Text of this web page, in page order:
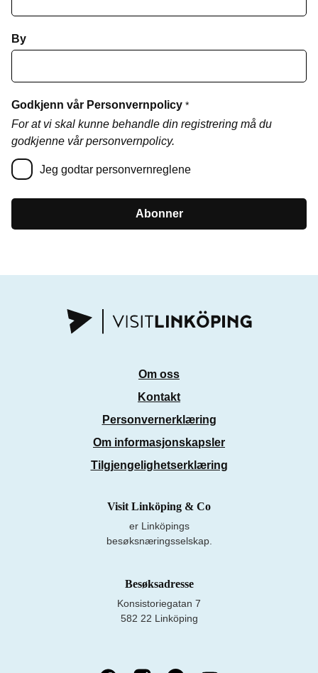
By
Godkjenn vår Personvernpolicy *
For at vi skal kunne behandle din registrering må du
godkjenne vår personvernpolicy.
Jeg godtar personvernreglene
Abonner
Om oss
Kontakt
Personvernerklæring
Om informasjonskapsler
Tilgjengelighetserklæring
Visit Linköping & Co
er Linköpings
besøksnæringsselskap.
Besøksadresse
Konsistoriegatan 7
582 22 Linköping